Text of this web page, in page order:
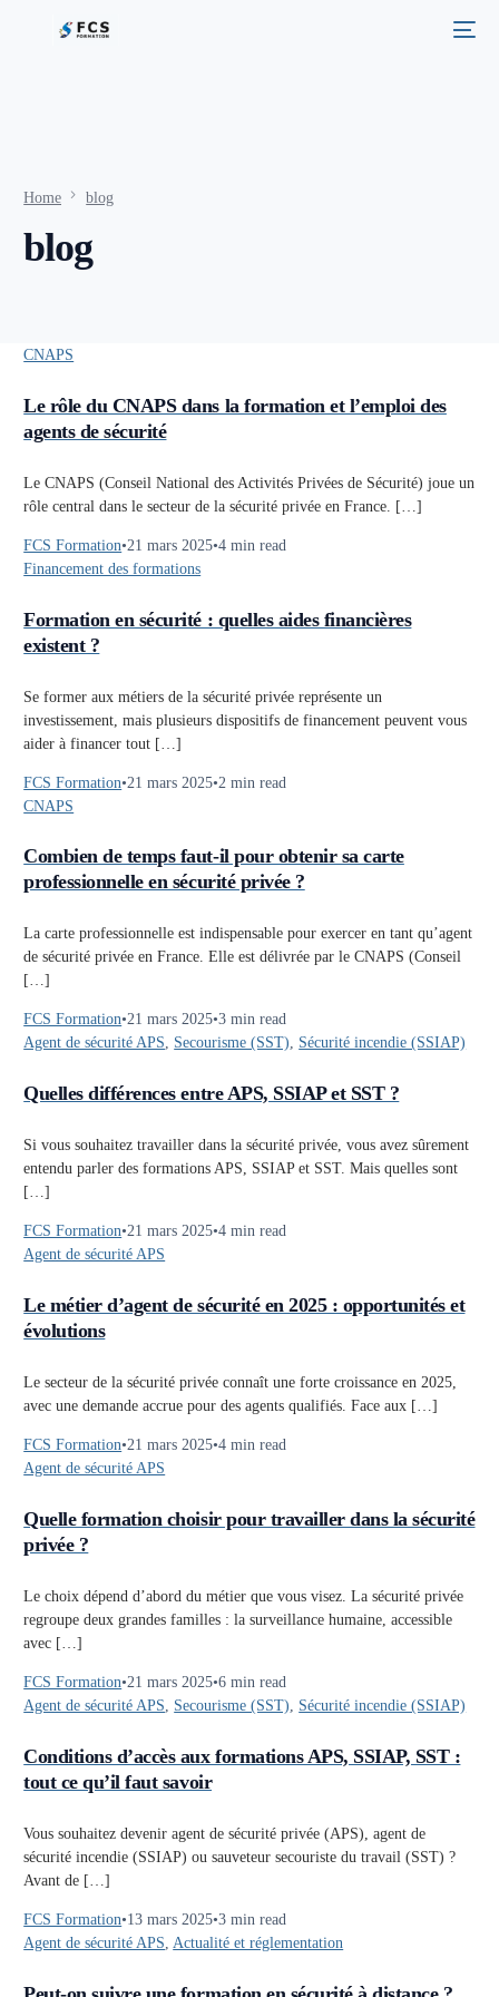
Home blog
blog
CNAPS
Le rôle du CNAPS dans la formation et l’emploi des
agents de sécurité
Le CNAPS (Conseil National des Activités Privées de Sécurité) joue un
rôle central dans le secteur de la sécurité privée en France. […]
FCS Formation 21 mars 2025 4 min read
Financement des formations
Formation en sécurité : quelles aides financières
existent ?
Se former aux métiers de la sécurité privée représente un
investissement, mais plusieurs dispositifs de financement peuvent vous
aider à financer tout […]
FCS Formation 21 mars 2025 2 min read
CNAPS
Combien de temps faut-il pour obtenir sa carte
professionnelle en sécurité privée ?
La carte professionnelle est indispensable pour exercer en tant qu’agent
de sécurité privée en France. Elle est délivrée par le CNAPS (Conseil
[…]
FCS Formation 21 mars 2025 3 min read
Agent de sécurité APS, Secourisme (SST), Sécurité incendie (SSIAP)
Quelles différences entre APS, SSIAP et SST ?
Si vous souhaitez travailler dans la sécurité privée, vous avez sûrement
entendu parler des formations APS, SSIAP et SST. Mais quelles sont
[…]
FCS Formation 21 mars 2025 4 min read
Agent de sécurité APS
Le métier d’agent de sécurité en 2025 : opportunités et
évolutions
Le secteur de la sécurité privée connaît une forte croissance en 2025,
avec une demande accrue pour des agents qualifiés. Face aux […]
FCS Formation 21 mars 2025 4 min read
Agent de sécurité APS
Quelle formation choisir pour travailler dans la sécurité
privée ?
Le choix dépend d’abord du métier que vous visez. La sécurité privée
regroupe deux grandes familles : la surveillance humaine, accessible
avec […]
FCS Formation 21 mars 2025 6 min read
Agent de sécurité APS, Secourisme (SST), Sécurité incendie (SSIAP)
Conditions d’accès aux formations APS, SSIAP, SST :
tout ce qu’il faut savoir
Vous souhaitez devenir agent de sécurité privée (APS), agent de
sécurité incendie (SSIAP) ou sauveteur secouriste du travail (SST) ?
Avant de […]
FCS Formation 13 mars 2025 3 min read
Agent de sécurité APS Actualité et réglementation